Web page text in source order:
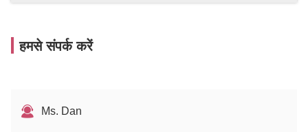
हमसे संपर्क करें
Ms. Dan